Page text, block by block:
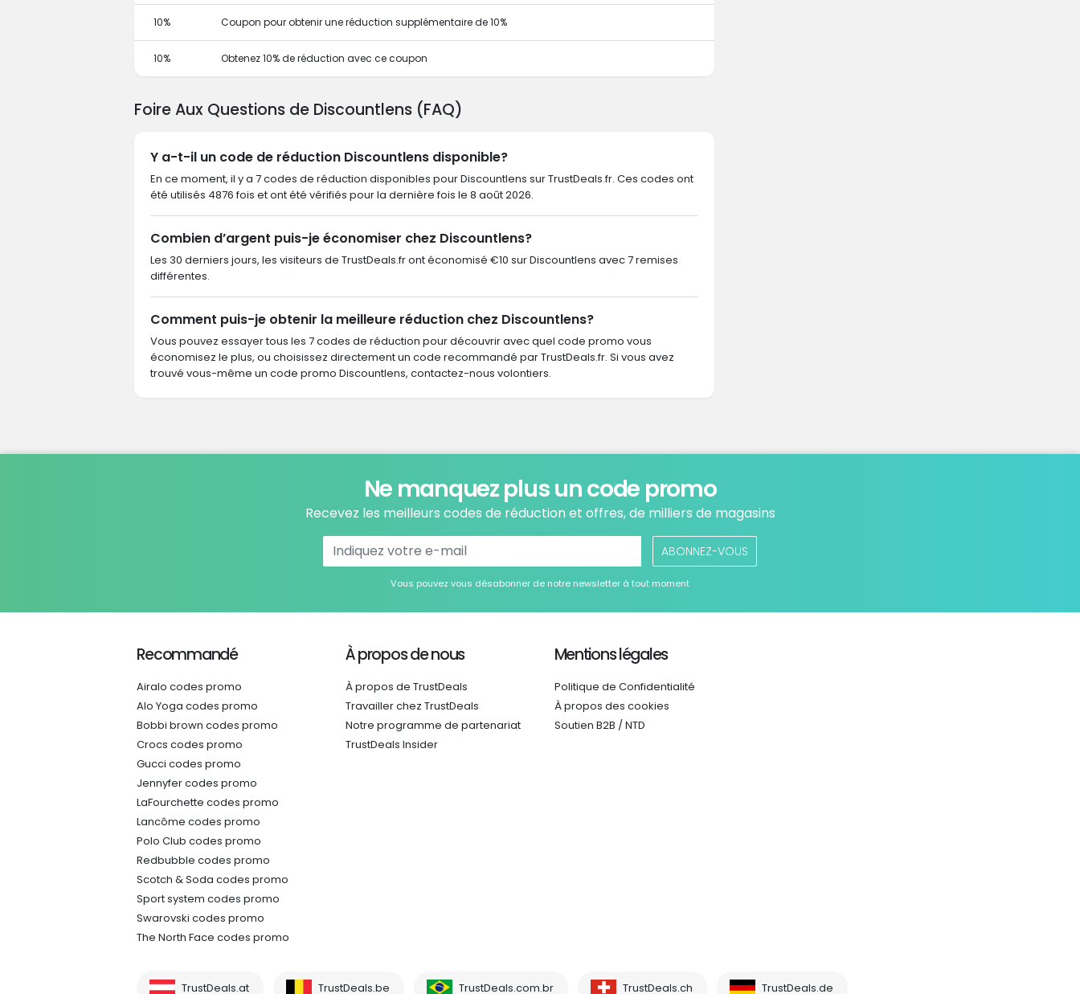
10% Coupon pour obtenir une réduction supplémentaire de 10%
10% Obtenez 10% de réduction avec ce coupon
Foire Aux Questions de Discountlens (FAQ)
Y a-t-il un code de réduction Discountlens disponible?
En ce moment, il y a 7 codes de réduction disponibles pour Discountlens sur TrustDeals.fr. Ces codes ont
été utilisés 4876 fois et ont été vérifiés pour la dernière fois le 8 août 2026.
Combien d’argent puis-je économiser chez Discountlens?
Les 30 derniers jours, les visiteurs de TrustDeals.fr ont économisé €10 sur Discountlens avec 7 remises
différentes.
Comment puis-je obtenir la meilleure réduction chez Discountlens?
Vous pouvez essayer tous les 7 codes de réduction pour découvrir avec quel code promo vous
économisez le plus, ou choisissez directement un code recommandé par TrustDeals.fr. Si vous avez
trouvé vous-même un code promo Discountlens, contactez-nous volontiers.
Ne manquez plus un code promo
Recevez les meilleurs codes de réduction et offres, de milliers de magasins
ABONNEZ-VOUS
Vous pouvez vous désabonner de notre newsletter à tout moment
Recommandé
Airalo codes promo
Alo Yoga codes promo
Bobbi brown codes promo
Crocs codes promo
Gucci codes promo
Jennyfer codes promo
LaFourchette codes promo
Lancôme codes promo
Polo Club codes promo
Redbubble codes promo
Scotch & Soda codes promo
Sport system codes promo
Swarovski codes promo
The North Face codes promo
À propos de nous
À propos de TrustDeals
Travailler chez TrustDeals
Notre programme de partenariat
TrustDeals Insider
Mentions légales
Politique de Confidentialité
À propos des cookies
Soutien B2B / NTD
TrustDeals.at TrustDeals.be TrustDeals.com.br TrustDeals.ch TrustDeals.de